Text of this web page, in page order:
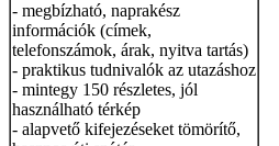
- megbízható, naprakész
információk (címek,
telefonszámok, árak, nyitva tartás)
- praktikus tudnivalók az utazáshoz
- mintegy 150 részletes, jól
használható térkép
- alapvető kifejezéseket tömörítő,